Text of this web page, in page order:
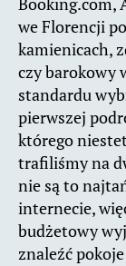
we Florencji
kamienicach,
czy barokowy
standardu
pierwszej
którego
trafiliśmy na
nie są to
internecie,
budżetowy
znaleźć